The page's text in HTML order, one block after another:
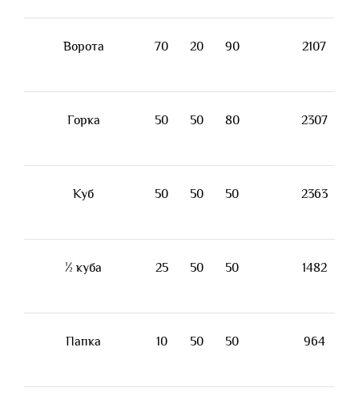
Ворота 70 20 90 2107
Горка 50 50 80 2307
Куб 50 50 50 2363
½ куба 25 50 50 1482
Папка 10 50 50 964